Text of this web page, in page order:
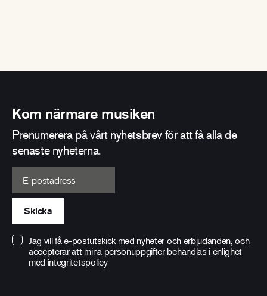
Kom närmare musiken
Prenumerera på vårt nyhetsbrev för att få alla de
senaste nyheterna.
E-postadress
Skicka
Jag vill få e-postutskick med nyheter och erbjudanden, och
accepterar att mina personuppgifter behandlas i enlighet
med integritetspolicy